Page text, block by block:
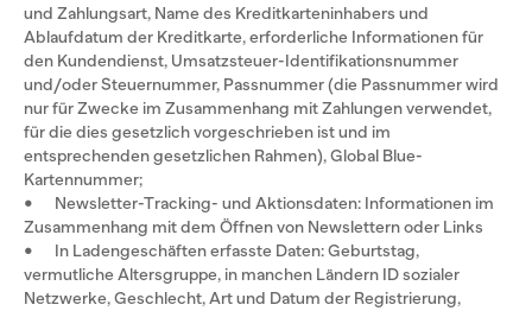
und Zahlungsart, Name des Kreditkarteninhabers und
Ablaufdatum der Kreditkarte, erforderliche Informationen für
den Kundendienst, Umsatzsteuer-Identifikationsnummer
und/oder Steuernummer, Passnummer (die Passnummer wird
nur für Zwecke im Zusammenhang mit Zahlungen verwendet,
für die dies gesetzlich vorgeschrieben ist und im
entsprechenden gesetzlichen Rahmen), Global Blue-
Kartennummer;
• Newsletter-Tracking- und Aktionsdaten: Informationen im
Zusammenhang mit dem Öffnen von Newslettern oder Links
• In Ladengeschäften erfasste Daten: Geburtstag,
vermutliche Altersgruppe, in manchen Ländern ID sozialer
Netzwerke, Geschlecht, Art und Datum der Registrierung,